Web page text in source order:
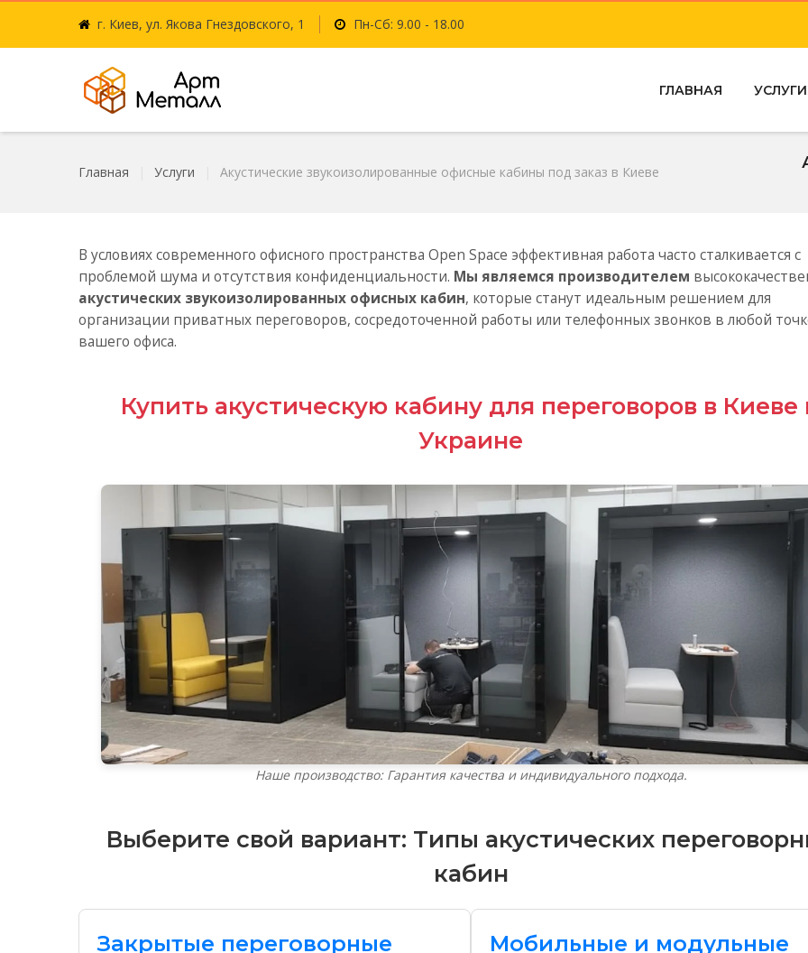
г. Киев, ул. Якова Гнездовского, 1 Пн-Сб: 9.00 - 18.00
ГЛАВНАЯ УСЛУГИ
Главная Услуги Акустические звукоизолированные офисные кабины под заказ в Киеве
В условиях современного офисного пространства Open Space эффективная работа часто сталкивается с
проблемой шума и отсутствия конфиденциальности. Мы являемся производителем
акустических звукоизолированных офисных кабин, которые станут идеальным решением для
организации приватных переговоров, сосредоточенной работы или телефонных звонков в любой
вашего офиса.
Купить акустическую кабину для переговоров в Киеве
Украине
Наше производство: Гарантия качества и индивидуального подхода.
Выберите свой вариант: Типы акустических
кабин
Закрытые переговорные
Мобильные и модульные